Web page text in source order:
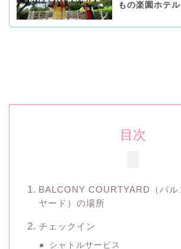
もの楽園ホテ
目次
BALCONY COURTYARD（バル
ヤード）の場所
チェックイン
シャトルサービス